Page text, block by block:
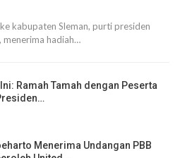
kabupaten Sleman, purti presiden
menerima hadiah…
Ramah Tamah dengan Peserta
Menerima Undangan PBB